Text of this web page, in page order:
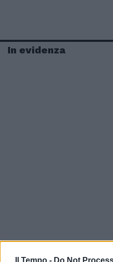
Il Tempo - Do Not
In evidenza